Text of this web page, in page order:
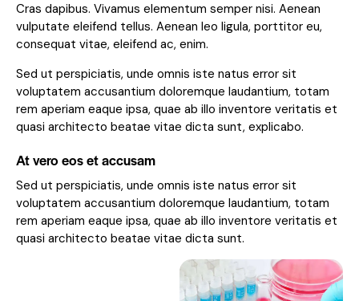
Cras dapibus. Vivamus elementum semper nisi. Aenean
vulputate eleifend tellus. Aenean leo ligula, porttitor eu,
consequat vitae, eleifend ac, enim.
Sed ut perspiciatis, unde omnis iste natus error sit
voluptatem accusantium doloremque laudantium, totam
rem aperiam eaque ipsa, quae ab illo inventore veritatis et
quasi architecto beatae vitae dicta sunt, explicabo.
At vero eos et accusam
Sed ut perspiciatis, unde omnis iste natus error sit
voluptatem accusantium doloremque laudantium, totam
rem aperiam eaque ipsa, quae ab illo inventore veritatis et
quasi architecto beatae vitae dicta sunt.